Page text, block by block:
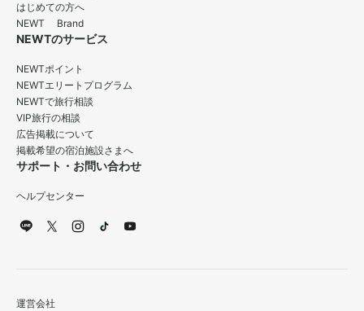
はじめての方へ
NEWT Brand
NEWTのサービス
NEWTポイント
NEWTエリートプログラム
NEWTで旅行相談
VIP旅行の相談
広告掲載について
掲載希望の宿泊施設さまへ
サポート・お問い合わせ
ヘルプセンター
運営会社